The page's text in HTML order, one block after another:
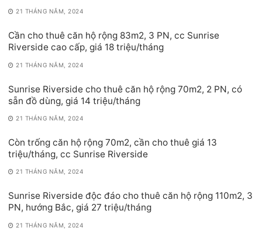
21 THÁNG NĂM, 2024
Cần cho thuê căn hộ rộng 83m2, 3 PN, cc Sunrise
Riverside cao cấp, giá 18 triệu/tháng
21 THÁNG NĂM, 2024
Sunrise Riverside cho thuê căn hộ rộng 70m2, 2 PN, có
sẵn đồ dùng, giá 14 triệu/tháng
21 THÁNG NĂM, 2024
Còn trống căn hộ rộng 70m2, cần cho thuê giá 13
triệu/tháng, cc Sunrise Riverside
21 THÁNG NĂM, 2024
Sunrise Riverside độc đáo cho thuê căn hộ rộng 110m2, 3
PN, hướng Bắc, giá 27 triệu/tháng
21 THÁNG NĂM, 2024